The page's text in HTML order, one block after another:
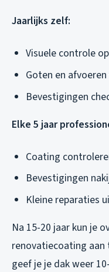
Jaarlijks zelf:
Visuele controle
Goten en
Bevestigingen
Elke 5 jaar
Coating
Bevestigingen
Kleine reparaties
Na 15-20 jaar kun je
renovatiecoating aan
geef je je dak weer